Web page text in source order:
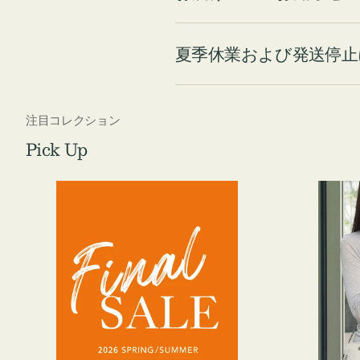
夏季休業および発送停
注目コレクション
Pick Up